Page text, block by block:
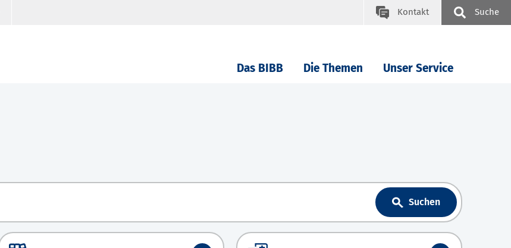
Kontakt Suche
Das BIBB Die Themen Unser Service
Suchen